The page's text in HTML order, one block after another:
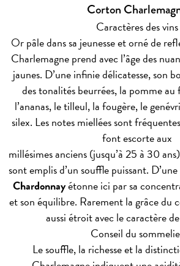
Corton
Caractères des vins
Or pâle dans sa jeunesse et orné de
Charlemagne prend avec l’âge des
jaunes. D’une infinie délicatesse, son
des tonalités beurrées, la pomme au
l’ananas, le tilleul, la fougère, le
silex. Les notes miellées sont
font escorte aux
millésimes anciens (jusqu’à 25 à 30
sont emplis d’un souffle puissant.
Chardonnayétonne ici par sa
et son équilibre. Rarement la grâce du
aussi étroit avec le caractère
Conseil du
Le souffle, la richesse et la